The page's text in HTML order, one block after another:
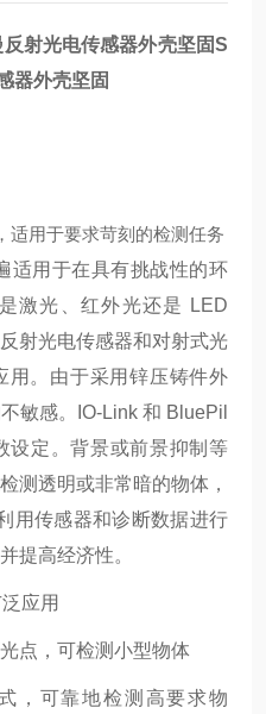
射光电传感器外壳坚固S
器外壳坚固
适用于要求苛刻的检测任务
适用于在具有挑战性的环
激光、红外光还是 LED
射光电传感器和对射式光
用。由于采用锌压铸件外
敏感。IO-Link 和 BluePil
设定。背景或前景抑制等
测透明或非常暗的物体，
用传感器和诊断数据进行
提高经济性。
应用
点，可检测小型物体
，可靠地检测高要求物